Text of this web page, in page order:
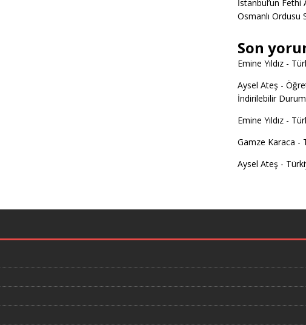
İstanbul’un Fethi
Osmanlı Ordusu
Son
Emine Yıldız-
Aysel Ateş -
İndirilebilir
Emine Yıldız-
Gamze Karaca -
Aysel Ateş -